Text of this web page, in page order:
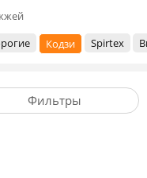
Кодзи Spirtex
Фильтры